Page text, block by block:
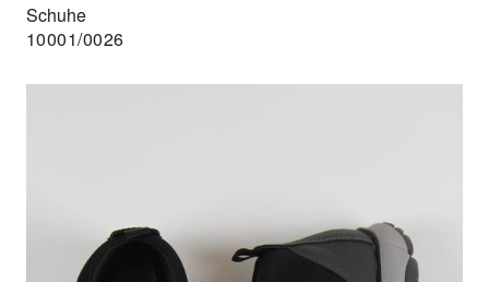
Schuhe
10001/0026